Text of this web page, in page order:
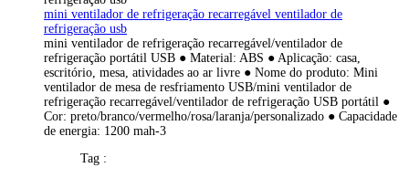
mini ventilador de refrigeração recarregável ventilador de
refrigeração usb
mini ventilador de refrigeração recarregável/ventilador de
refrigeração portátil USB ● Material: ABS ● Aplicação: casa,
escritório, mesa, atividades ao ar livre ● Nome do produto: Mini
ventilador de mesa de resfriamento USB/mini ventilador de
refrigeração recarregável/ventilador de refrigeração USB portátil ●
Cor: preto/branco/vermelho/rosa/laranja/personalizado ● Capacidade
de energia: 1200 mah-3
Tag :